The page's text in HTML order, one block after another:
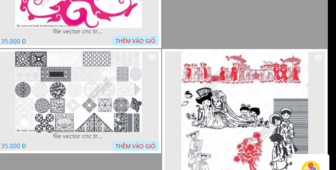
file vector cnc tranh chi tiet trang tri rong co cnc
35.000 Đ
THÊM VÀO GIỎ
file vector cnc trang tri khoi tron tru nghe thuat
35.000 Đ
THÊM VÀO GIỎ